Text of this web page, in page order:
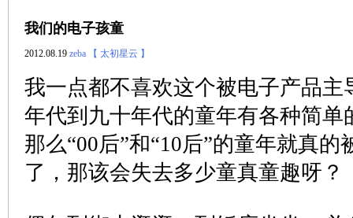
我们的电子孩童
2012.08.19 zeba 【 太初星云 】
我一点都不喜欢这个被电子产品主
年代到九十年代的童年有各种简单
那么“00后”和“10后”的童年就真
了，那该会失去多少童真童趣呀？